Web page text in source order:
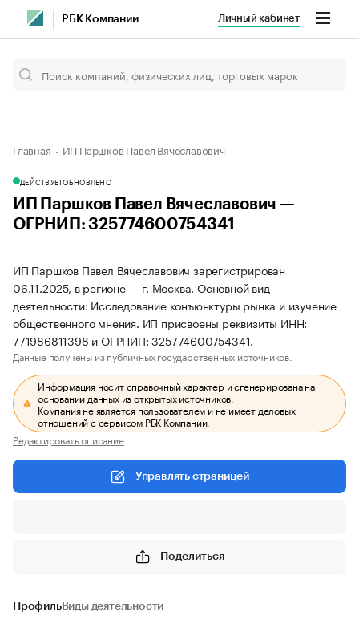
РБК Компании Личный кабинет
Главная ИП Паршков Павел Вячеславович
ДЕЙСТВУЕТОБНОВЛЕНО
ИП Паршков Павел Вячеславович —
ОГРНИП: 325774600754341
ИП Паршков Павел Вячеславович зарегистрирован
06.11.2025, в регионе — г. Москва. Основной вид
деятельности: Исследование конъюнктуры рынка и изучение
общественного мнения. ИП присвоены реквизиты ИНН:
771986811398 и ОГРНИП: 325774600754341.
Данные получены из публичных государственных источников.
Информация носит справочный характер и сгенерирована на
основании данных из открытых источников.
Компания не является пользователем и не имеет деловых
отношений с сервисом РБК Компании.
Редактировать описание
Управлять страницей
Поделиться
ПрофильВиды деятельности